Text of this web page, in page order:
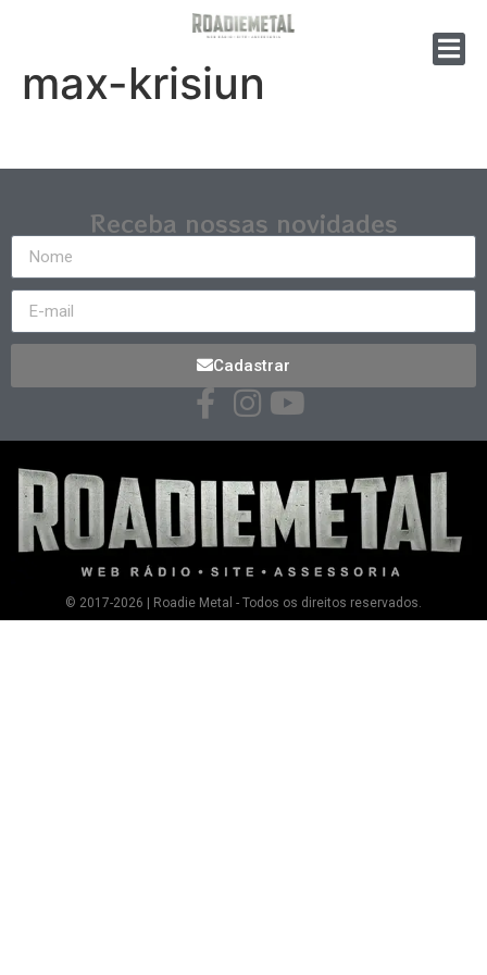
max-krisiun
Receba nossas novidades
Cadastrar
© 2017-2026 | Roadie Metal - Todos os direitos reservados.